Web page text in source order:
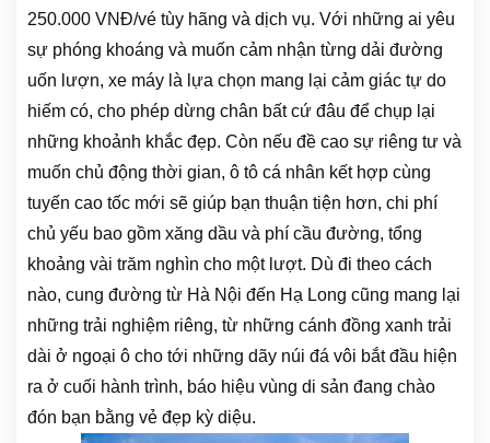
250.000 VNĐ/vé tùy hãng và dịch vụ. Với những ai yêu
sự phóng khoáng và muốn cảm nhận từng dải đường
uốn lượn, xe máy là lựa chọn mang lại cảm giác tự do
hiếm có, cho phép dừng chân bất cứ đâu để chụp lại
những khoảnh khắc đẹp. Còn nếu đề cao sự riêng tư và
muốn chủ động thời gian, ô tô cá nhân kết hợp cùng
tuyến cao tốc mới sẽ giúp bạn thuận tiện hơn, chi phí
chủ yếu bao gồm xăng dầu và phí cầu đường, tổng
khoảng vài trăm nghìn cho một lượt. Dù đi theo cách
nào, cung đường từ Hà Nội đến Hạ Long cũng mang lại
những trải nghiệm riêng, từ những cánh đồng xanh trải
dài ở ngoại ô cho tới những dãy núi đá vôi bắt đầu hiện
ra ở cuối hành trình, báo hiệu vùng di sản đang chào
đón bạn bằng vẻ đẹp kỳ diệu.